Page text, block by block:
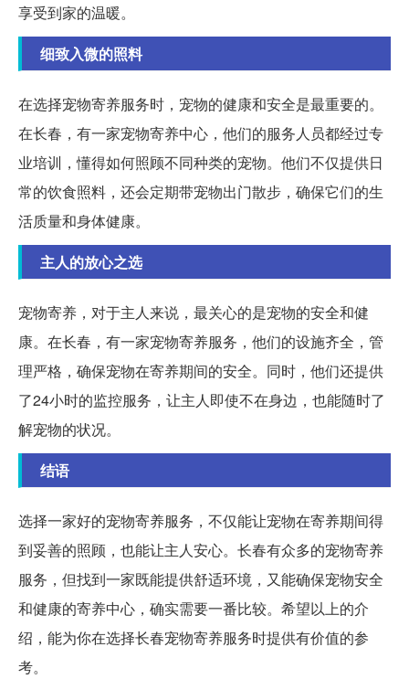
享受到家的温暖。
细致入微的照料
在选择宠物寄养服务时，宠物的健康和安全是最重要的。
在长春，有一家宠物寄养中心，他们的服务人员都经过专
业培训，懂得如何照顾不同种类的宠物。他们不仅提供日
常的饮食照料，还会定期带宠物出门散步，确保它们的生
活质量和身体健康。
主人的放心之选
宠物寄养，对于主人来说，最关心的是宠物的安全和健
康。在长春，有一家宠物寄养服务，他们的设施齐全，管
理严格，确保宠物在寄养期间的安全。同时，他们还提供
了24小时的监控服务，让主人即使不在身边，也能随时了
解宠物的状况。
结语
选择一家好的宠物寄养服务，不仅能让宠物在寄养期间得
到妥善的照顾，也能让主人安心。长春有众多的宠物寄养
服务，但找到一家既能提供舒适环境，又能确保宠物安全
和健康的寄养中心，确实需要一番比较。希望以上的介
绍，能为你在选择长春宠物寄养服务时提供有价值的参
考。